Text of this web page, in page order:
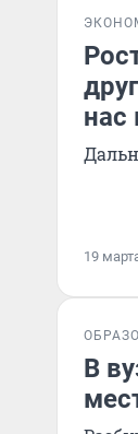
нас
19
В